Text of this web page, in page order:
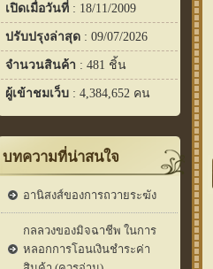
เปิดเมื่อวันที่ : 18/11/2009
ปรับปรุงล่าสุด : 09/07/2026
จำนวนสินค้า : 481 ชิ้น
ผู้เข้าชมเว็บ : 4,384,652 คน
บทความที่น่าสนใจ
อานิสงส์ของการถวายระฆัง
กลลวงของมิจฉาชีพ ในการ
หลอกการโอนเงินชำระค่า